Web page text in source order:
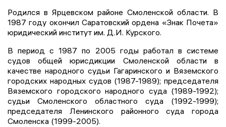
Родился в Ярцевском районе Смоленской области. В
1987 году окончил Саратовский ордена «Знак Почета»
юридический институт им. Д.И. Курского.
В период с 1987 по 2005 годы работал в системе
судов общей юрисдикции Смоленской области в
качестве народного судьи Гагаринского и Вяземского
городских народных судов (1987-1989); председателя
Вяземского городского народного суда (1989-1992);
судьи Смоленского областного суда (1992-1999);
председателя Ленинского районного суда города
Смоленска (1999-2005).